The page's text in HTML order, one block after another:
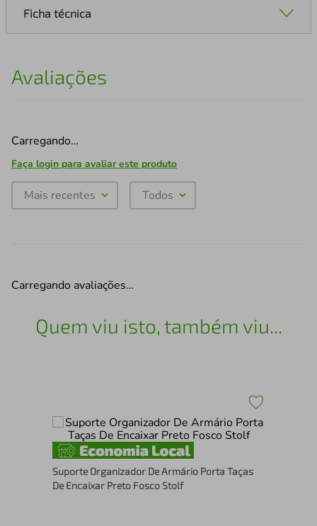
Ficha técnica
Avaliações
Carregando…
Faça login para avaliar este produto
Mais recentes Todos
Carregando avaliações…
Quem viu isto, também viu...
Suporte Organizador De Armário Porta Taças
De Encaixar Preto Fosco Stolf